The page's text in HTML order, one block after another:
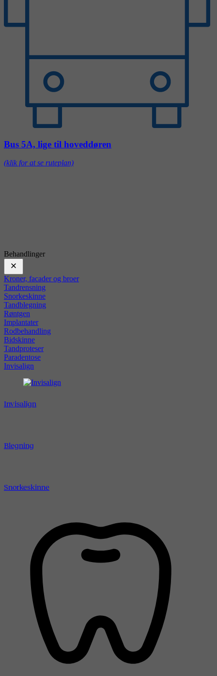
Bus 5A, lige til hoveddøren
(klik for at se ruteplan)
Behandlinger
Kroner, facader og broer
Tandrensning
Snorkeskinne
Tandblegning
Røntgen
Implantater
Rodbehandling
Bidskinne
Tandproteser
Paradentose
Invisalign
Invisalign
Blegning
Snorkeskinne